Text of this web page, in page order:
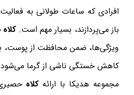
افرادی که ساعات طولانی به
باز می‌پردازند، بسیار مهم است.کلاه
ویژگی‌ها، ضمن محافظت از پوست،
کاهش خستگی ناشی از گرما
مجموعه هدیکا با ارائهکلاه